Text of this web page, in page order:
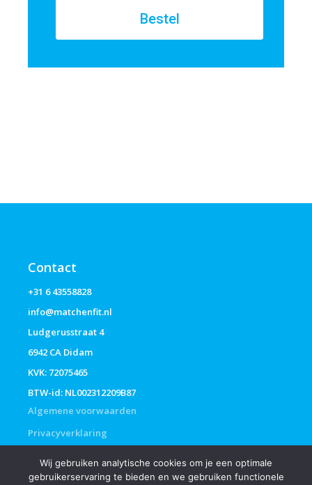
Bestel
Contact
+31 6 43558828
info@matchenfit.nl
Ludgerusstraat 4
6942 CA Didam
KVK: 72075465
BTW-id: NL002312209B87
Algemene voorwaarden
Privacyverklaring
Wij gebruiken analytische cookies om je een optimale
gebruikerservaring te bieden en we gebruiken functionele